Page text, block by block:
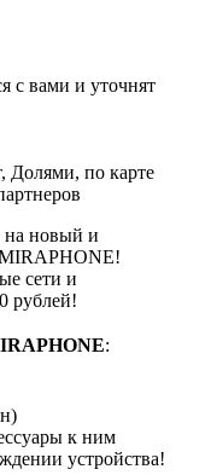
с вами и уточнят
Долями, по карте
на новый и
сети и
рублей!
:
к ним
устройства!